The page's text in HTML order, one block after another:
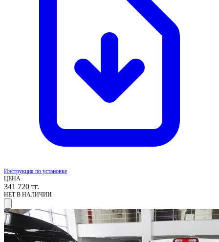
Инструкция по установке
ЦЕНА
341 720 тг.
НЕТ В НАЛИЧИИ